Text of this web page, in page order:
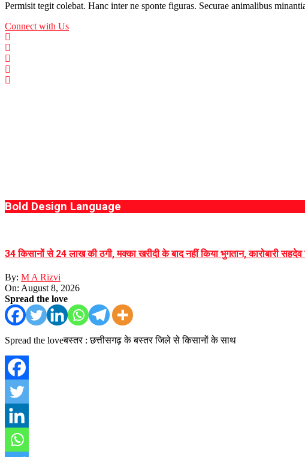
Permisit tegit colebat. Hanc inter ne sponte figuras. Securae animalibus
Connect with Us
Bold Design Language
34 किसानों से 24 लाख की ठगी, मक्का खरीदी के बाद नहीं किया भुगतान, कारोबारी
By: M A Rizvi
On: August 8, 2026
Spread the love
Spread the loveबस्तर : छत्तीसगढ़ के बस्तर जिले से किसानों के साथ